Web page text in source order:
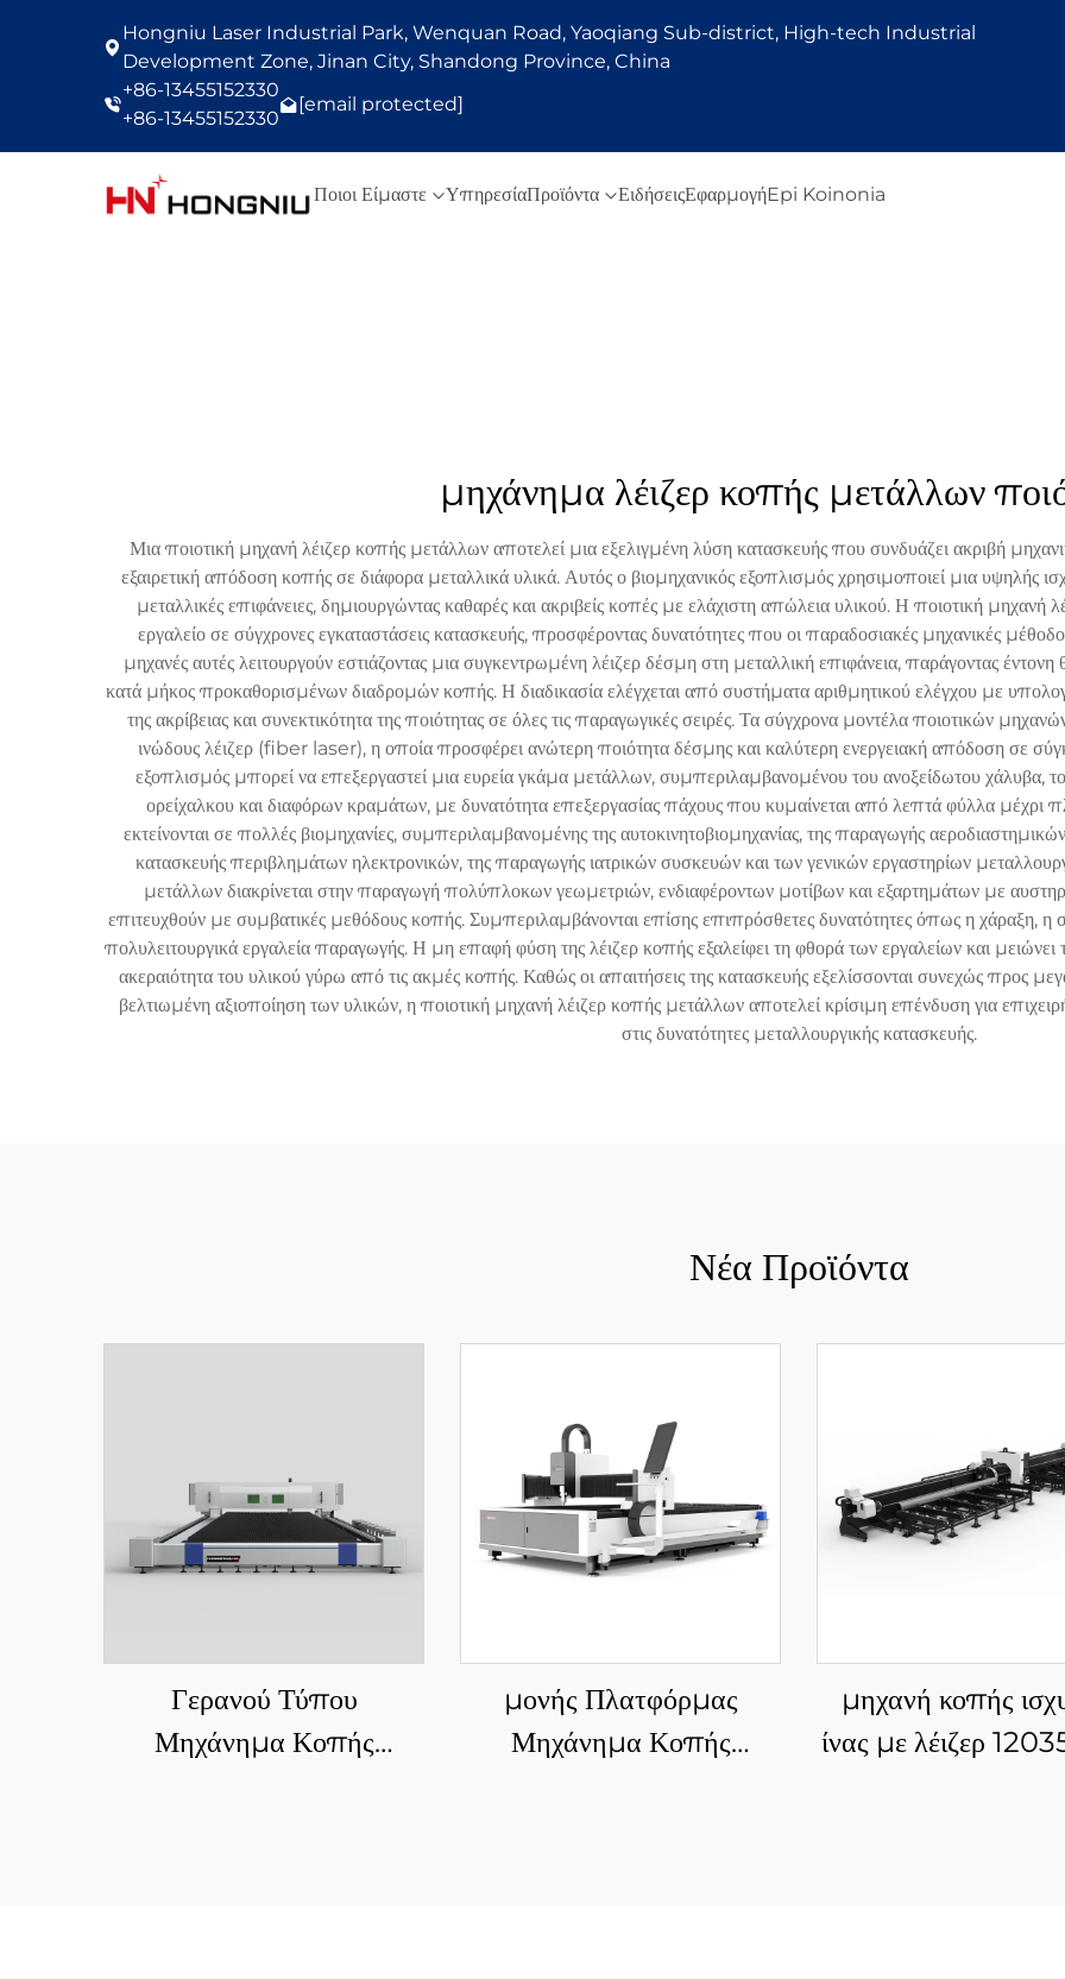
Hongniu Laser Industrial Park, Wenquan Road, Yaoqiang Sub-district, High-tech Industrial
Development Zone, Jinan City, Shandong Province, China
+86-13455152330
+86-13455152330
[email protected]
Ποιοι Είμαστε ΥπηρεσίαΠροϊόντα ΕιδήσειςΕφαρμογήEpi Koinonia
μηχάνημα λέιζερ κοπής μετάλλων
Μια ποιοτική μηχανή λέιζερ κοπής μετάλλων αποτελεί μια εξελιγμένη λύση κατασκευής που συνδυάζει ακριβή
εξαιρετική απόδοση κοπής σε διάφορα μεταλλικά υλικά. Αυτός ο βιομηχανικός εξοπλισμός χρησιμοποιεί μια υψηλής
μεταλλικές επιφάνειες, δημιουργώντας καθαρές και ακριβείς κοπές με ελάχιστη απώλεια υλικού. Η ποιοτική
εργαλείο σε σύγχρονες εγκαταστάσεις κατασκευής, προσφέροντας δυνατότητες που οι παραδοσιακές μηχανικές
μηχανές αυτές λειτουργούν εστιάζοντας μια συγκεντρωμένη λέιζερ δέσμη στη μεταλλική επιφάνεια, παράγοντας
κατά μήκος προκαθορισμένων διαδρομών κοπής. Η διαδικασία ελέγχεται από συστήματα αριθμητικού ελέγχου με
της ακρίβειας και συνεκτικότητα της ποιότητας σε όλες τις παραγωγικές σειρές. Τα σύγχρονα μοντέλα ποιοτικών
ινώδους λέιζερ (fiber laser), η οποία προσφέρει ανώτερη ποιότητα δέσμης και καλύτερη ενεργειακή απόδοση σε
εξοπλισμός μπορεί να επεξεργαστεί μια ευρεία γκάμα μετάλλων, συμπεριλαμβανομένου του ανοξείδωτου χάλυβα,
ορείχαλκου και διαφόρων κραμάτων, με δυνατότητα επεξεργασίας πάχους που κυμαίνεται από λεπτά φύλλα μέχρι
εκτείνονται σε πολλές βιομηχανίες, συμπεριλαμβανομένης της αυτοκινητοβιομηχανίας, της παραγωγής
κατασκευής περιβλημάτων ηλεκτρονικών, της παραγωγής ιατρικών συσκευών και των γενικών εργαστηρίων
μετάλλων διακρίνεται στην παραγωγή πολύπλοκων γεωμετριών, ενδιαφέροντων μοτίβων και εξαρτημάτων με
επιτευχθούν με συμβατικές μεθόδους κοπής. Συμπεριλαμβάνονται επίσης επιπρόσθετες δυνατότητες όπως η χάραξη, η
πολυλειτουργικά εργαλεία παραγωγής. Η μη επαφή φύση της λέιζερ κοπής εξαλείφει τη φθορά των εργαλείων και μειώνει
ακεραιότητα του υλικού γύρω από τις ακμές κοπής. Καθώς οι απαιτήσεις της κατασκευής εξελίσσονται συνεχώς προς
βελτιωμένη αξιοποίηση των υλικών, η ποιοτική μηχανή λέιζερ κοπής μετάλλων αποτελεί κρίσιμη επένδυση για
στις δυνατότητες μεταλλουργικής κατασκευής.
Νέα Προϊόντα
Γερανού Τύπου
Μηχάνημα Κοπής
μονής Πλατφόρμας
Μηχάνημα Κοπής
μηχανή κοπής
ίνας με λέιζερ